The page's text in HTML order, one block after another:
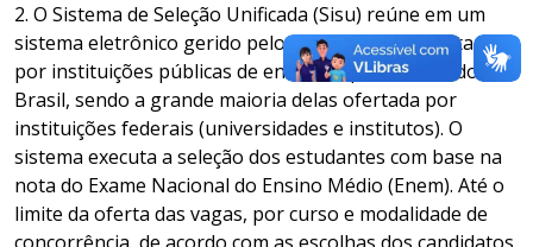
2. O Sistema de Seleção Unificada (Sisu) reúne em um
sistema eletrônico gerido pelo MEC as vagas ofertadas
por instituições públicas de ensino superior de todo o
Brasil, sendo a grande maioria delas ofertada por
instituições federais (universidades e institutos). O
sistema executa a seleção dos estudantes com base na
nota do Exame Nacional do Ensino Médio (Enem). Até o
limite da oferta das vagas, por curso e modalidade de